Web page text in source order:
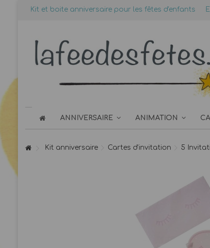
Kit et boite anniversaire pour les fêtes d'enfants
ANNIVERSAIRE ANIMATION
Kit anniversaire Cartes d'invitation 5